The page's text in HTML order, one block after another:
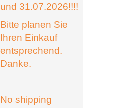
und 31.07.2026!!!!
Bitte planen Sie
Ihren Einkauf
entsprechend.
Danke.
No shipping